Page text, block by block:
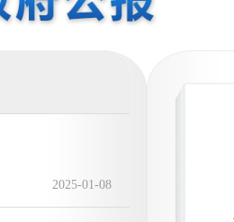
2025-01-08